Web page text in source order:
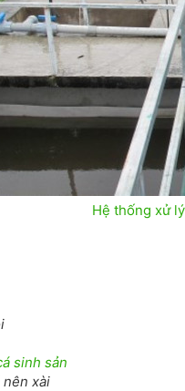
Hệ thống xử
sinh sản
nên xài